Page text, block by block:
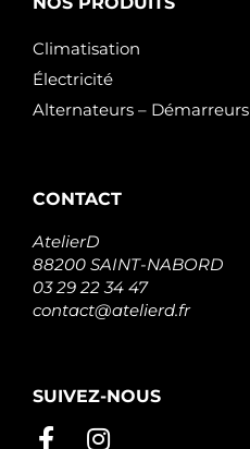
Climatisation
Électricité
Alternateurs – Démarreurs
CONTACT
AtelierD
88200 SAINT-NABORD
03 29 22 34 47
contact@atelierd.fr
SUIVEZ-NOUS